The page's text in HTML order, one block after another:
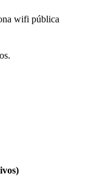
wifi pública